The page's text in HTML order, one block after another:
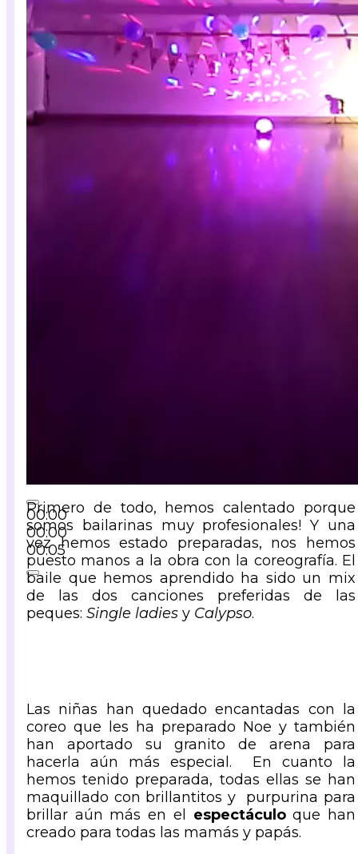
00:00
00:00
00:05
Primero de todo, hemos calentado porque
somos bailarinas muy profesionales! Y una
vez hemos estado preparadas, nos hemos
puesto manos a la obra con la coreografía. El
baile que hemos aprendido ha sido un mix
de las dos canciones preferidas de las
peques: Single ladies y Calypso.
Las niñas han quedado encantadas con la
coreo que les ha preparado Noe y también
han aportado su granito de arena para
hacerla aún más especial. En cuanto la
hemos tenido preparada, todas ellas se han
maquillado con brillantitos y purpurina para
brillar aún más en el espectáculoque han
creado para todas las mamás y papás.